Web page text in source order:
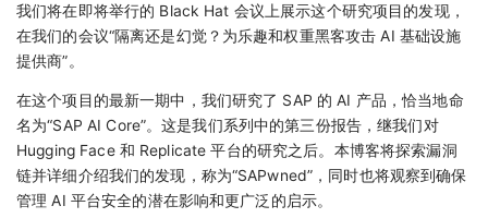
我们将在即将举行的 Black Hat 会议上展示这个研究项目的发现，
在我们的会议“隔离还是幻觉？为乐趣和权重黑客攻击 AI 基础设施
提供商”。
在这个项目的最新一期中，我们研究了 SAP 的 AI 产品，恰当地命
名为“SAP AI Core”。这是我们系列中的第三份报告，继我们对
Hugging Face 和 Replicate 平台的研究之后。本博客将探索漏洞
链并详细介绍我们的发现，称为“SAPwned”，同时也将观察到确保
管理 AI 平台安全的潜在影响和更广泛的启示。